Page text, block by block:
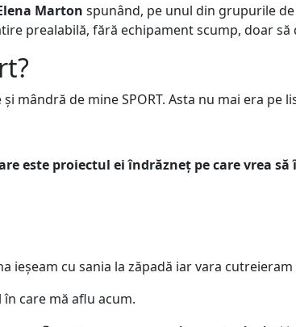
Marton spunând, pe unul din grupurile
prealabilă, fără echipament scump, doar să
mândră de mine SPORT. Asta nu mai era pe
este proiectul ei îndrăzneț pe care vrea
cu sania la zăpadă iar vara
care mă aflu acum.